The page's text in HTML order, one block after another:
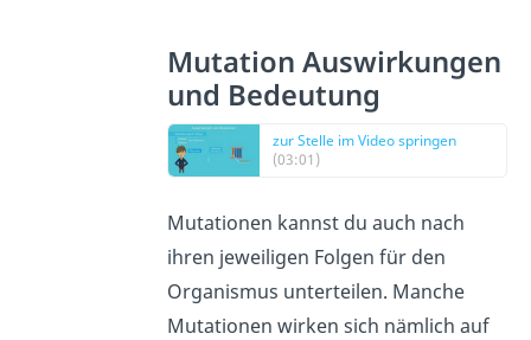
MutationAuswirkungen
und Bedeutung
zur Stelle im Video springen
(03:01)
Mutationen kannst du auch nach
ihren jeweiligen Folgen für den
Organismus unterteilen. Manche
Mutationen wirken sich nämlich auf